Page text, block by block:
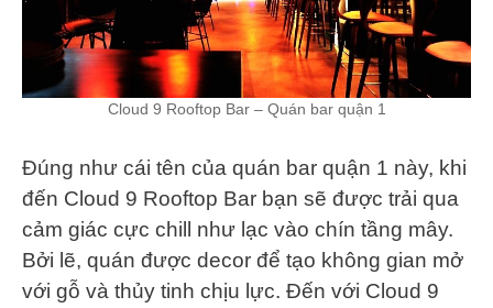
Cloud 9 Rooftop Bar – Quán bar quận 1
Đúng như cái tên của quán bar quận 1 này, khi
đến Cloud 9 Rooftop Bar bạn sẽ được trải qua
cảm giác cực chill như lạc vào chín tầng mây.
Bởi lẽ, quán được decor để tạo không gian mở
với gỗ và thủy tinh chịu lực. Đến với Cloud 9